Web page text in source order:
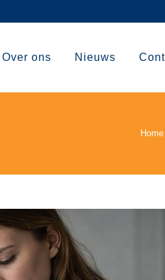
Over ons Nieuws
Home